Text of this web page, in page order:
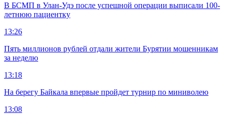
В БСМП в Улан-Удэ после успешной операции выписали 100-
летнюю пациентку
13:26
Пять миллионов рублей отдали жители Бурятии мошенникам
за неделю
13:18
На берегу Байкала впервые пройдет турнир по миниволею
13:08